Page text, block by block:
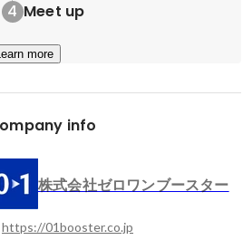
Meet up
more
info
株式会社ゼロワンブースター
https://01booster.co.jp